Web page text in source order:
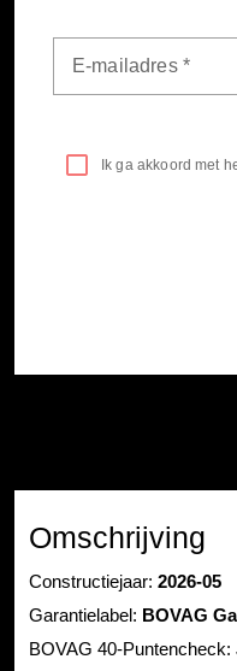
Omschrijving
Constructiejaar: 2026-05
Garantielabel: BOVAG
BOVAG 40-Puntencheck: